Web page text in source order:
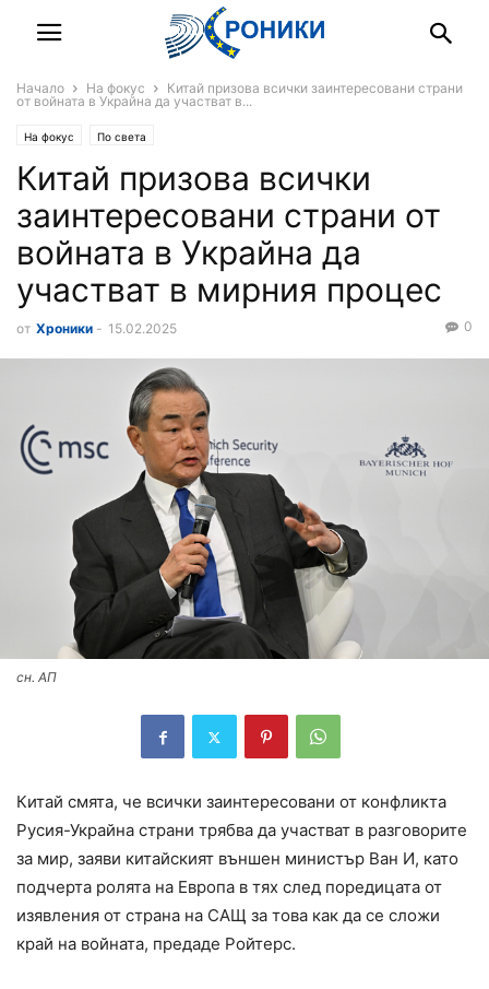
Начало На фокус
Китай призова всички заинтересовани страни
от войната в Украйна да участват в...
На фокус По света
Китай призова всички
заинтересовани страни от
войната в Украйна да
участват в мирния процес
от Хроники - 15.02.2025 0
сн. АП
Китай смята, че всички заинтересовани от конфликта
Русия-Украйна страни трябва да участват в разговорите
за мир, заяви китайският външен министър Ван И, като
подчерта ролята на Европа в тях след поредицата от
изявления от страна на САЩ за това как да се сложи
край на войната, предаде Ройтерс.